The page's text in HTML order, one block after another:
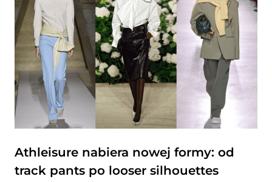
Athleisure nabiera nowej formy: od
track pants po looser silhouettes